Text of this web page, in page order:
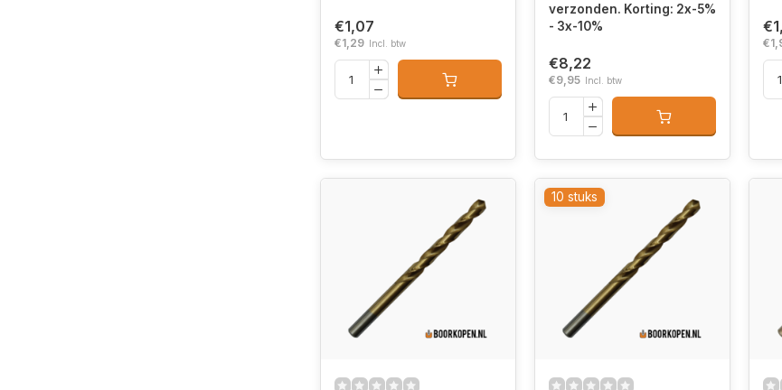
€1,07
€1,29 Incl. btw
verzonden. Korting: 2x-5%
- 3x-10%
€8,22
€9,95 Incl. btw
10 stuks